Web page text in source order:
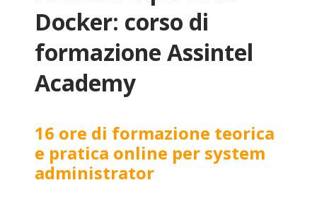
Docker: corso di
formazione Assintel
Academy
16 ore di formazione teorica
e pratica online per system
administrator